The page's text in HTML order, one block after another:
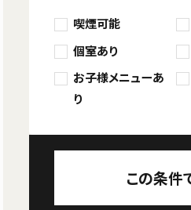
喫煙可能
個室あり
お子様メニューあ
り
この条件